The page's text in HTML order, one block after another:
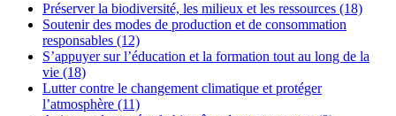
Préserver la biodiversité, les milieux et les ressources (18)
Soutenir des modes de production et de consommation
responsables (12)
S’appuyer sur l’éducation et la formation tout au long de la
vie (18)
Lutter contre le changement climatique et protéger
l’atmosphère (11)